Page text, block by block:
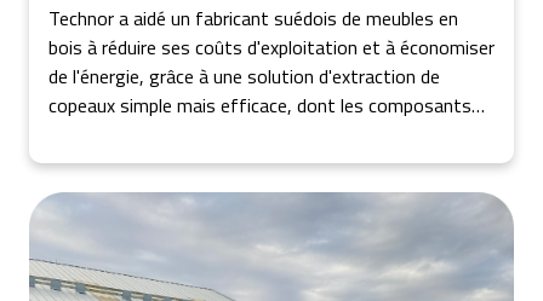
Technor a aidé un fabricant suédois de meubles en
bois à réduire ses coûts d'exploitation et à économiser
de l'énergie, grâce à une solution d'extraction de
copeaux simple mais efficace, dont les composants